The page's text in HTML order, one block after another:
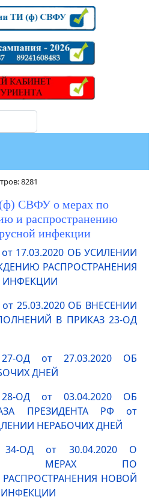
8281
СВФУ о мерах по
и распространению
инфекции
17.03.2020 ОБ УСИЛЕНИИ
РАСПРОСТРАНЕНИЯ
25.03.2020 ОБ ВНЕСЕНИИ
В ПРИКАЗ 23-ОД
от 27.03.2020 ОБ
ДНЕЙ
от 03.04.2020 ОБ
ПРЕЗИДЕНТА РФ от
НЕРАБОЧИХ ДНЕЙ
ОД от 30.04.2020 О
МЕРАХ ПО
НОВОЙ